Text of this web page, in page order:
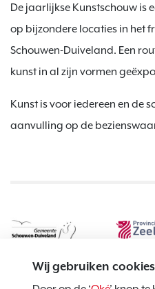
Wij gebruiken cookies
De jaarlijkse Kunstschouw is
op bijzondere locaties in het
Schouwen-Duiveland. Een
kunst in al zijn vormen
Kunst is voor iedereen en de
aanvulling op de